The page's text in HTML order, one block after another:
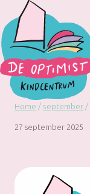
Doorgaan
naar
inhoud
Home /september /
27 september 2025